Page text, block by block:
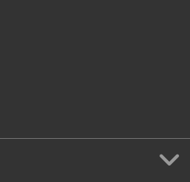
en el Templo de
de la Momificación